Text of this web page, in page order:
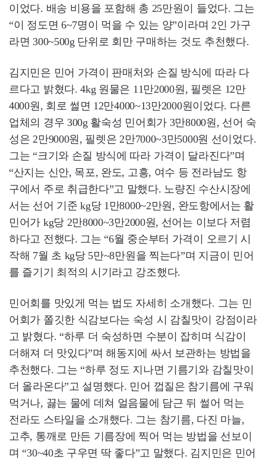
이었다. 배송 비용을 포함해 총 25만원이 들었다. 그는
“이 정도면 6~7명이 먹을 수 있는 양”이라며 2인 가구
라면 300~500g 단위로 회만 구매하는 것도 추천했다.
김지민은 민어 가격이 판매처와 손질 방식에 따라 다
르다고 밝혔다. 4kg 원물은 11만2000원, 필렛은 12만
4000원, 회로 썰면 12만4000~13만2000원이었다. 다른
업체의 경우 300g 활숙성 민어회가 3만8000원, 선어 숙
성은 2만9000원, 필렛은 2만7000~3만5000원 선이었다.
그는 “크기와 손질 방식에 따라 가격이 달라진다”며
“산지는 신안, 목포, 완도, 고흥, 여수 등 전라남도 항
구에서 주로 취급한다”고 말했다. 노량진 수산시장에
서는 선어 기준 kg당 1만8000~2만원, 완도항에서는 활
민어가 kg당 2만8000~3만2000원, 선어는 이보다 저렴
하다고 전했다. 그는 “6월 중순부터 가격이 오르기 시
작해 7월 초 kg당 5만~8만원을 찍는다”며 지금이 민어
를 즐기기 최적의 시기라고 강조했다.
민어회를 맛있게 먹는 법도 자세히 소개했다. 그는 민
어회가 쫄깃한 식감보다는 숙성 시 감칠맛이 강점이라
고 밝혔다. “하루 더 숙성하면 수분이 잡히며 식감이
더해져 더 맛있다”며 해동지에 싸서 보관하는 방법을
추천했다. 그는 “하루 정도 지나면 기름기와 감칠맛이
더 올라온다”고 설명했다. 민어 껍질은 참기름에 구워
먹거나, 끓는 물에 데쳐 얼음물에 담근 뒤 썰어 먹는
전라도 스타일을 소개했다. 그는 참기름, 다진 마늘,
고추, 통깨로 만든 기름장에 찍어 먹는 방법을 선보이
며 “30~40초 구우면 딱 좋다”고 말했다. 김지민은 민어